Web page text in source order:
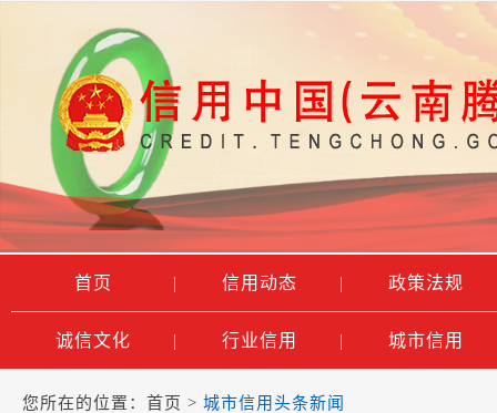
首页 | 信用动态 | 政策法规
诚信文化 | 行业信用 | 城市信用
您所在的位置： 首页 > 城市信用头条新闻